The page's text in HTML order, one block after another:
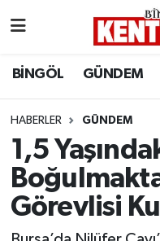
BİNGÖL GÜNDEM
HABERLER GÜNDEM
1,5
Görevlisi
BİLİM-
DÜNYA
EĞİTİM
Bingöl Hava
Bingöl Namaz
Bingöl Trafik